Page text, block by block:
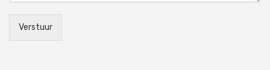
Verstuur